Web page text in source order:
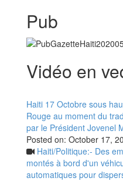
Pub
Vidéo en
Haiti 17 Octobre sous haute
Rouge au moment du
par le Président Jovenel Moise.
Posted on:October 17, 2018
Haiti/Politique:- Des
montés à bord d'un véhicule
automatiques pour disperser la